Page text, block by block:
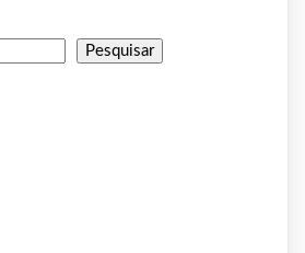
Pesquisar